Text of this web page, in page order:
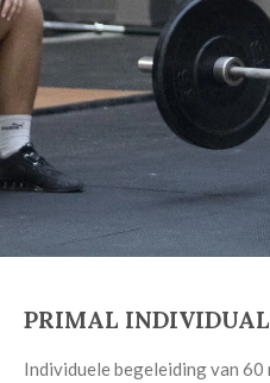
PRIMAL INDIVIDUAL
Individuele begeleiding van